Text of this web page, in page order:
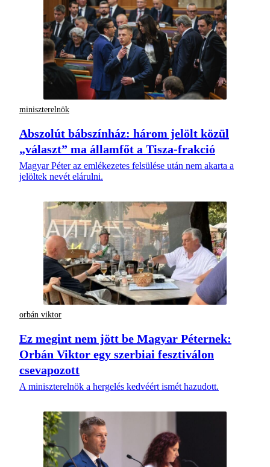
miniszterelnök
Abszolút bábszínház: három jelölt közül
„választ” ma államfőt a Tisza-frakció
Magyar Péter az emlékezetes felsülése után nem akarta a
jelöltek nevét elárulni.
orbán viktor
Ez megint nem jött be Magyar Péternek:
Orbán Viktor egy szerbiai fesztiválon
csevapozott
A miniszterelnök a hergelés kedvéért ismét hazudott.